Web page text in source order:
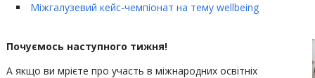
Міжгалузевий кейс-чемпіонат на тему wellbeing
Почуємось наступного тижня!
А якщо ви мрієте про участь в міжнародних освітніх